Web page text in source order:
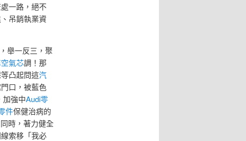
一路，絕不
吊銷執業資
舉一反三，聚
氣芯調！那
凸起問這汽
口，被藍色
加強中Audi零
件保健治病的
時，著力健全
索移「我必